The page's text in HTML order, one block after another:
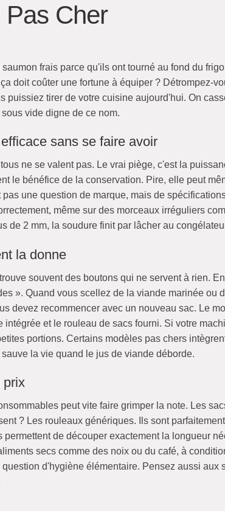
Cher
frais parce qu'ils ont tourné au fond du
doit coûter une fortune à équiper ? Détrompez-
tirer de votre cuisine aujourd'hui. On
vide digne de ce nom.
sans se faire avoir
ne se valent pas. Le vrai piège, c'est la
le bénéfice de la conservation. Pire, elle peut
une question de marque, mais de
même sur des morceaux irréguliers
de 2 mm, la soudure finit par lâcher au
la donne
souvent des boutons qui ne servent à rien.
». Quand vous scellez de la viande marinée ou
devez recommencer avec un nouveau sac. Le
et le rouleau de sacs fourni. Si votre
portions. Certains modèles pas chers
la vie quand le jus de viande déborde.
prix
peut vite faire grimper la note. Les
? Les rouleaux génériques. Ils sont
de découper exactement la longueur
secs comme des noix ou du café, à
d'hygiène élémentaire. Pensez aussi